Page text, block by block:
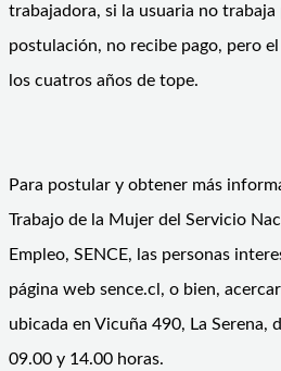
trabajadora, si la usuaria no trabaja
postulación, no recibe pago, pero
los cuatros años de tope.
Para postular y obtener más
Trabajo de la Mujer del Servicio
Empleo, SENCE, las personas
página web sence.cl, o bien,
ubicada en Vicuña 490, La Serena,
09.00 y 14.00 horas.